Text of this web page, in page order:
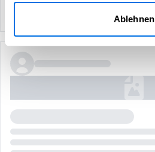
Ablehnen